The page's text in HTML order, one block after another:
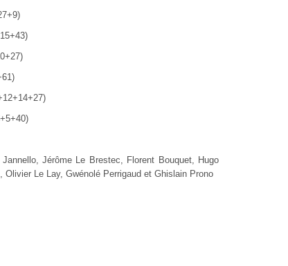
Jérôme Le Brestec, Florent Bouquet, Hugo
Le Lay, Gwénolé Perrigaud et Ghislain Prono